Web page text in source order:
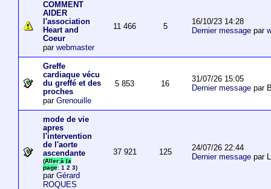
COMMENT
AIDER
l'association
Heart and
Coeur
par webmaster
11 466 5
16/10/23 14:28
Dernier messagepar
Greffe
cardiaque vécu
du greffé et des
proches
par Grenouille
5 853 16
31/07/26 15:05
Dernier messagepar
mode de vie
apres
l'intervention
de l'aorte
ascendante
(Aller à la
page: 1 2 3)
par Gérard
ROQUES
37 921 125
24/07/26 22:44
Dernier messagepar